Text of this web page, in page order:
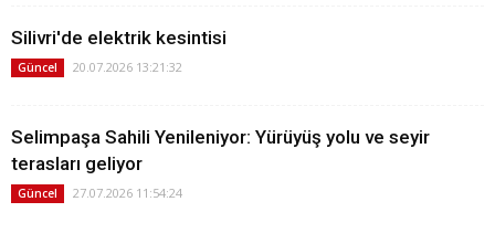
Silivri'de elektrik kesintisi
Güncel 20.07.2026 13:21:32
Selimpaşa Sahili Yenileniyor: Yürüyüş yolu ve seyir
terasları geliyor
Güncel 27.07.2026 11:54:24